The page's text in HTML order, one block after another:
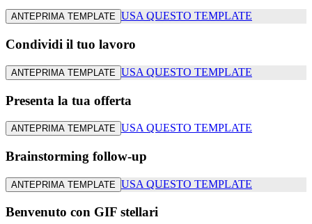
ANTEPRIMA TEMPLATE USA QUESTO TEMPLATE
Condividi il tuo lavoro
ANTEPRIMA TEMPLATE USA QUESTO TEMPLATE
Presenta la tua offerta
ANTEPRIMA TEMPLATE USA QUESTO TEMPLATE
Brainstorming follow-up
ANTEPRIMA TEMPLATE USA QUESTO TEMPLATE
Benvenuto con GIF stellari